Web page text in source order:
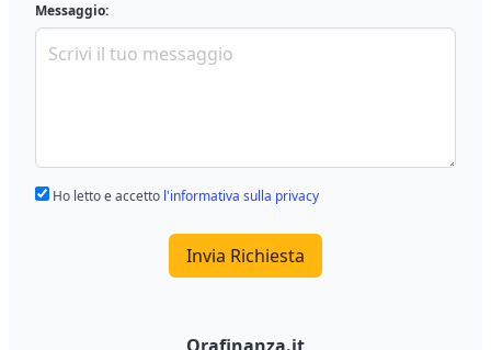
Messaggio:
Ho letto e accetto l'informativa sulla privacy
Invia Richiesta